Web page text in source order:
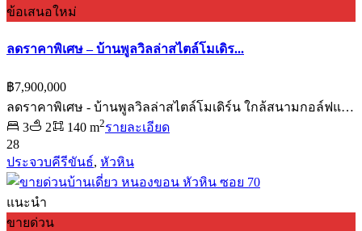
ข้อเสนอใหม่
ลดราคาพิเศษ – บ้านพูลวิลล่าสไตล์โมเดิร...
฿7,900,000
ลดราคาพิเศษ - บ้านพูลวิลล่าสไตล์โมเดิร์น ใกล้สนามกอล์ฟแ…
3
2 140 m2รายละเอียด
28
ประจวบคีรีขันธ์, หัวหิน
แนะนำ
ขายด่วน